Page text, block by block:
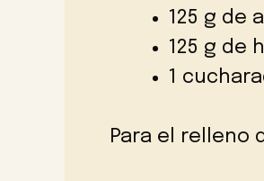
125 g de
125 g de
1
Para el relleno